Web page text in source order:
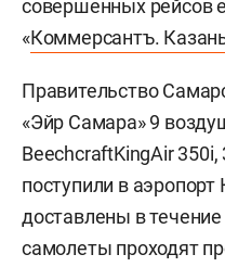
совершенных рейсов
«Коммерсантъ.
Правительство
«Эйр Самара» 9
BeechcraftKingAir
поступили в
доставлены в
самолеты проходят